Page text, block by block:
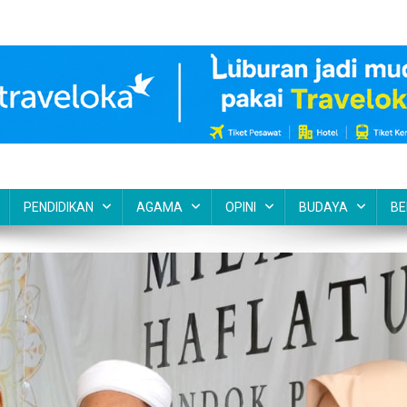
PENDIDIKAN AGAMA OPINI BUDAYA